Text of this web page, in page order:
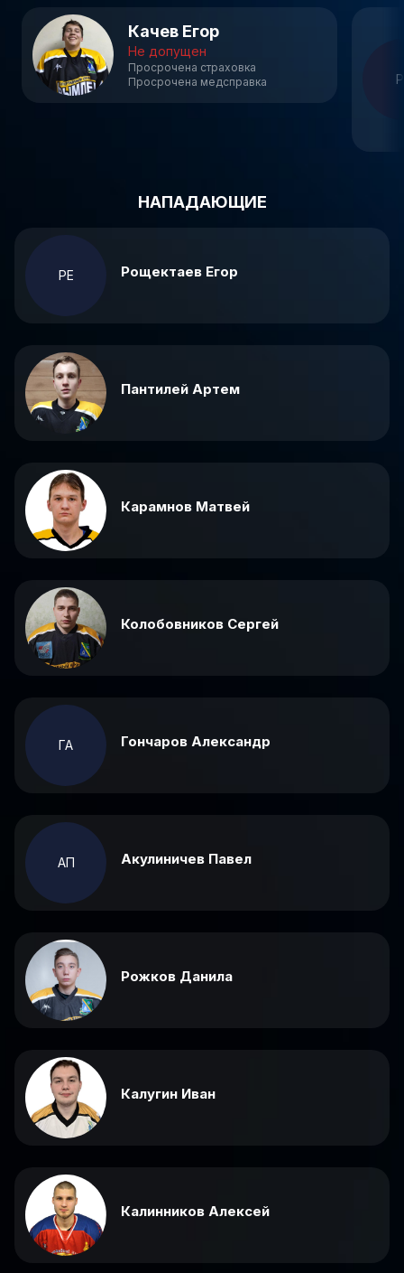
Качев Егор
Не допущен
Просрочена страховка
Просрочена медсправка
НАПАДАЮЩИЕ
РЕ Рощектаев Егор
Пантилей Артем
Карамнов Матвей
Колобовников Сергей
ГА Гончаров Александр
АП Акулиничев Павел
Рожков Данила
Калугин Иван
Калинников Алексей